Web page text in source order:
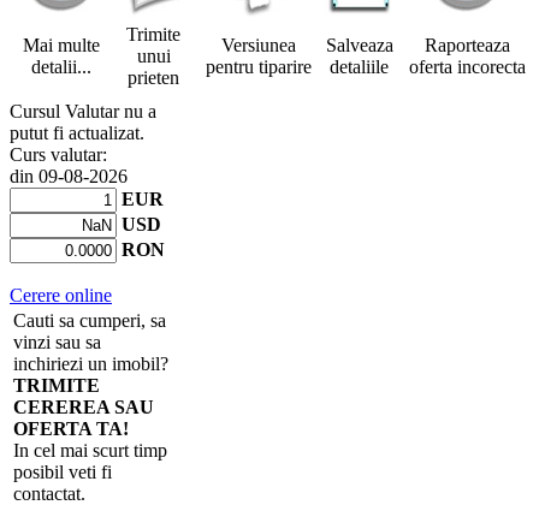
Mai multe
detalii...
Trimite
unui
prieten
Versiunea
pentru tiparire
Salveaza
detaliile
Raporteaza
oferta incorecta
Cursul Valutar nu a
putut fi actualizat.
Curs valutar:
din 09-08-2026
EUR
USD
RON
Cerere online
Cauti sa cumperi, sa
vinzi sau sa
inchiriezi un imobil?
TRIMITE
CEREREA SAU
OFERTA TA!
In cel mai scurt timp
posibil veti fi
contactat.